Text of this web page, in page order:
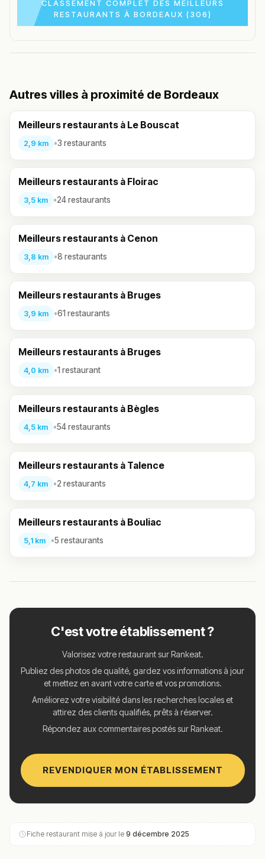
CLASSEMENT COMPLET DES MEILLEURS
RESTAURANTS À BORDEAUX (306)
Autres villes à proximité de Bordeaux
Meilleurs restaurants à Le Bouscat
2,9 km •3 restaurants
Meilleurs restaurants à Floirac
3,5 km •24 restaurants
Meilleurs restaurants à Cenon
3,8 km •8 restaurants
Meilleurs restaurants à Bruges
3,9 km •61 restaurants
Meilleurs restaurants à Bruges
4,0 km •1 restaurant
Meilleurs restaurants à Bègles
4,5 km •54 restaurants
Meilleurs restaurants à Talence
4,7 km •2 restaurants
Meilleurs restaurants à Bouliac
5,1 km •5 restaurants
C'est votre établissement ?
Valorisez votre restaurant sur Rankeat.
Publiez des photos de qualité, gardez vos informations à jour
et mettez en avant votre carte et vos promotions.
Améliorez votre visibilité dans les recherches locales et
attirez des clients qualifiés, prêts à réserver.
Répondez aux commentaires postés sur Rankeat.
REVENDIQUER MON ÉTABLISSEMENT
Fiche restaurant mise à jour le 9 décembre 2025